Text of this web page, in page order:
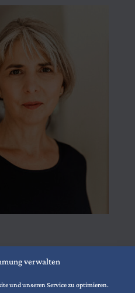
verwalten
und unseren Service zu optimieren.
Resonanzcoach